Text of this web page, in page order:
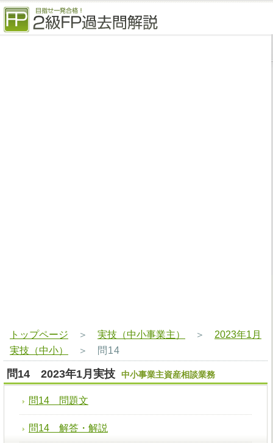
トップページ ＞ 実技（中小事業主） ＞ 2023年1月
実技（中小）
＞ 問14
問14 2023年1月実技 中小事業主資産相談業務
問14 問題文
問14 解答・解説